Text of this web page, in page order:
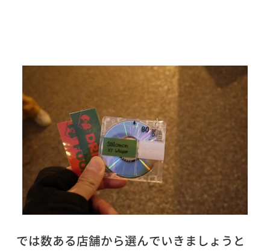
では数ある店舗から選んでいきましょうと